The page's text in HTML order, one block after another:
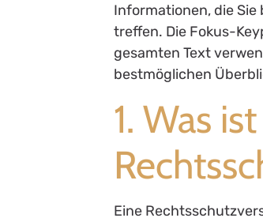
Informationen, die
treffen. Die Fokus-
gesamten Text
bestmöglichen
1. Was
Eine